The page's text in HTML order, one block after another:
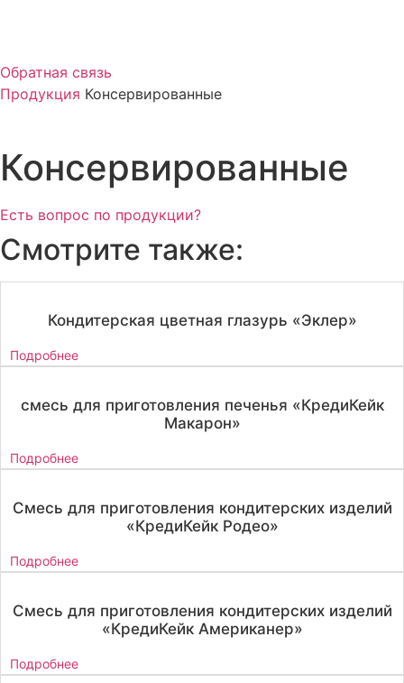
Обратная связь
Продукция Консервированные
Консервированные
Есть вопрос по продукции?
Смотрите также:
Кондитерская цветная глазурь «Эклер»
Подробнее
смесь для приготовления печенья «КредиКейк
Макарон»
Подробнее
Смесь для приготовления кондитерских изделий
«КредиКейк Родео»
Подробнее
Смесь для приготовления кондитерских изделий
«КредиКейк Американер»
Подробнее